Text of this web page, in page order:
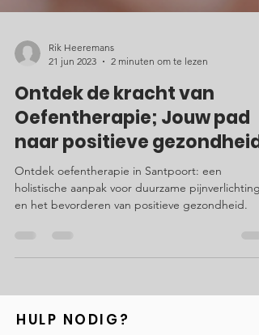
21 jun 2023
2 minuten om te lezen
Ontdek de kracht van
Oefentherapie; Jouw pad
naar positieve gezondheid
Ontdek oefentherapie in Santpoort: een
holistische aanpak voor duurzame pijnverlichting